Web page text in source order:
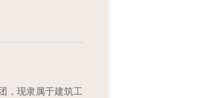
，现隶属于建筑工